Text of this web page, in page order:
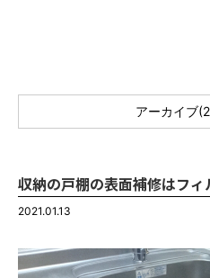
アーカイブ
収納の戸棚の表面補修はフィ
2021.01.13